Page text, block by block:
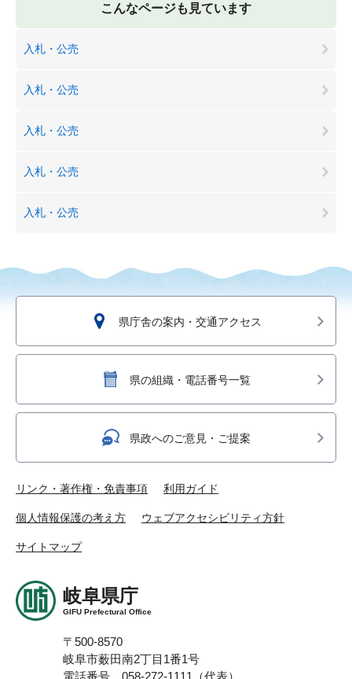
こんなページも見ています
入札・公売
入札・公売
入札・公売
入札・公売
入札・公売
県庁舎の案内・交通アクセス
県の組織・電話番号一覧
県政へのご意見・ご提案
リンク・著作権・免責事項 利用ガイド
個人情報保護の考え方 ウェブアクセシビリティ方針
サイトマップ
岐阜県庁
GIFU Prefectural Office
〒500-8570
岐阜市薮田南2丁目1番1号
電話番号 058-272-1111（代表）